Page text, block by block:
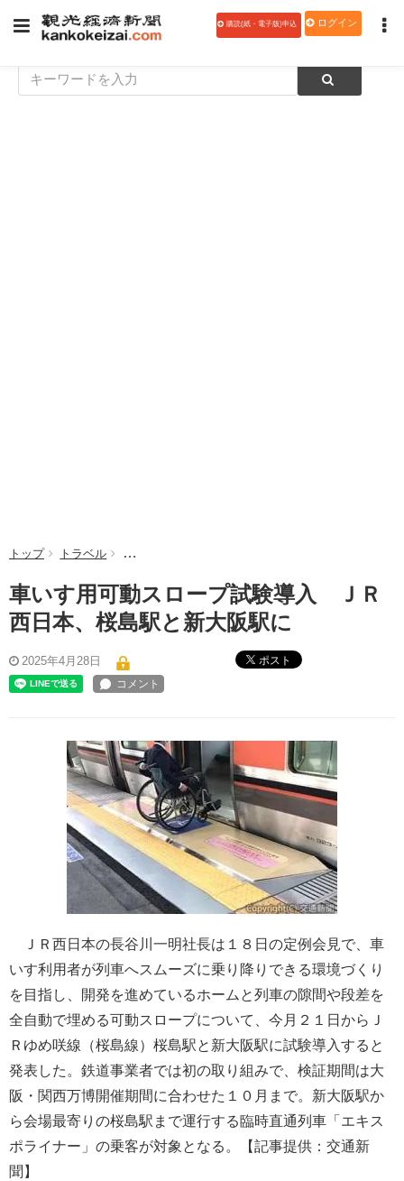
購読(紙・電子版)申込 ログイン
トップ トラベル 車いす用可動スロープ試験導入 ＪＲ西日本、桜島
車いす用可動スロープ試験導入 ＪＲ
西日本、桜島駅と新大阪駅に
2025年4月28日 ポスト
ＪＲ西日本の長谷川一明社長は１８日の定例会見で、車
いす利用者が列車へスムーズに乗り降りできる環境づくり
を目指し、開発を進めているホームと列車の隙間や段差を
全自動で埋める可動スロープについて、今月２１日からＪ
Ｒゆめ咲線（桜島線）桜島駅と新大阪駅に試験導入すると
発表した。鉄道事業者では初の取り組みで、検証期間は大
阪・関西万博開催期間に合わせた１０月まで。新大阪駅か
ら会場最寄りの桜島駅まで運行する臨時直通列車「エキス
ポライナー」の乗客が対象となる。【記事提供：交通新
聞】